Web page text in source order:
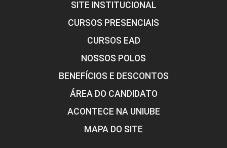
SITE INSTITUCIONAL
CURSOS PRESENCIAIS
CURSOS EAD
NOSSOS POLOS
BENEFÍCIOS E DESCONTOS
ÁREA DO CANDIDATO
ACONTECE NA UNIUBE
MAPA DO SITE